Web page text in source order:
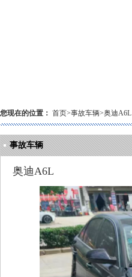
您现在的位置： 首页>事故车辆>奥迪A6L
事故车辆
奥迪A6L